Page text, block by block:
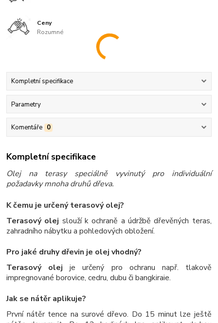
Ceny
Rozumné
Kompletní specifikace
Parametry
Komentáře 0
Kompletní specifikace
Olej na terasy speciálně vyvinutý pro individuální
požadavky mnoha druhů dřeva.
K čemu je určený terasový olej?
Terasový olej slouží k ochraně a údržbě dřevěných teras,
zahradního nábytku a pohledových obložení.
Pro jaké druhy dřevin je olej vhodný?
Terasový olejje určený pro ochranu např. tlakově
impregnované borovice, cedru, dubu či bangkiraie.
Jak se nátěr aplikuje?
První nátěr tence na surové dřevo. Do 15 minut lze ještě